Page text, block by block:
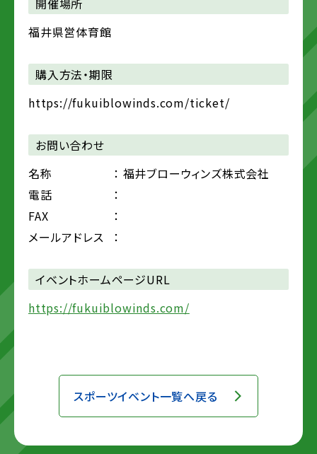
開催場所
福井県営体育館
購入方法・期限
https://fukuiblowinds.com/ticket/
お問い合わせ
名称
： 福井ブローウィンズ株式会社
電話
：
FAX
：
メールアドレス
：
イベントホームページURL
https://fukuiblowinds.com/
スポーツイベント一覧へ戻る